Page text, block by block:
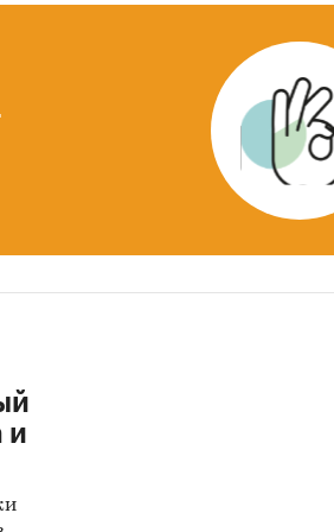
рынка до 2030 г.
полуфабрикатов в России
органов статистики
правовой
и